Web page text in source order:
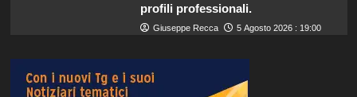
profili professionali.
Giuseppe Recca 5 Agosto 2026 : 19:00